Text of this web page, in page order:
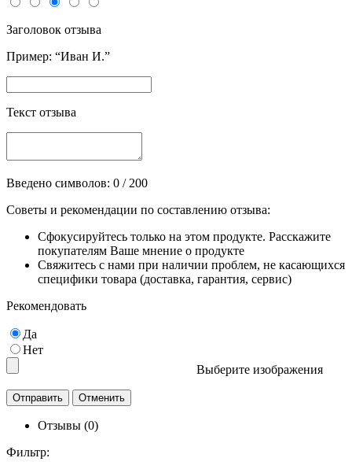
Заголовок отзыва
Пример: “Иван И.”
Текст отзыва
Введено символов: 0 / 200
Советы и рекомендации по составлению отзыва:
Сфокусируйтесь только на этом продукте. Расскажите
покупателям Ваше мнение о продукте
Свяжитесь с нами при наличии проблем, не касающихся
специфики товара (доставка, гарантия, сервис)
Рекомендовать
Да
Нет
Выберите изображения
Отзывы (0)
Фильтр: